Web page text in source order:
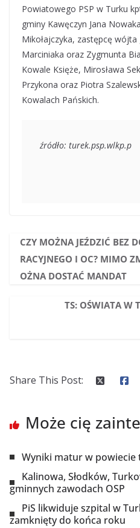
Powiatowego PSP w Turku
gminy Kawęczyn Jana
Mikołajczyka, zastępcę
Marciniaka oraz Zygmunta
Kowale Księże, Mirosława
Przykona oraz Piotra
Kowalach Pańskich.
źródło: turek.psp.wlkp.p
CZY MOŻNA JEŹDZIĆ BEZ
RACYJNEGO I OC? MIMO
OŻNA DOSTAĆ MANDAT
TS: OŚWIATA W
Share This Post:
Może cię
Wyniki matur w powiecie
Kalinowa, Słodków,
gminnych zawodach OSP
PiS likwiduje szpital w
zamknięty do końca roku